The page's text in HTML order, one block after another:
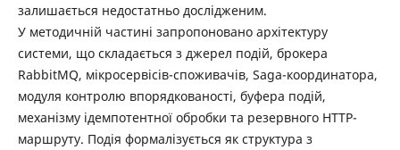
залишається недостатньо дослідженим.
У методичній частині запропоновано архітектуру
системи, що складається з джерел подій, брокера
RabbitMQ, мікросервісів-споживачів, Saga-координатора,
модуля контролю впорядкованості, буфера подій,
механізму ідемпотентної обробки та резервного HTTP-
маршруту. Подія формалізується як структура з